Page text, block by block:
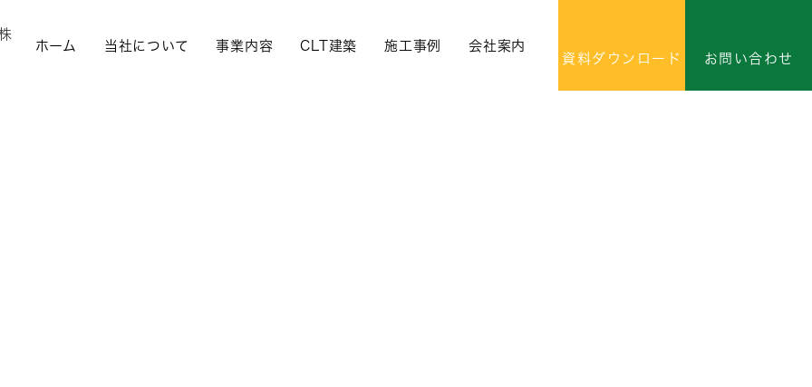
ホーム 当社について 事業内容 CLT建築 施工事例 会社案内
資料ダウンロード お問い合わせ